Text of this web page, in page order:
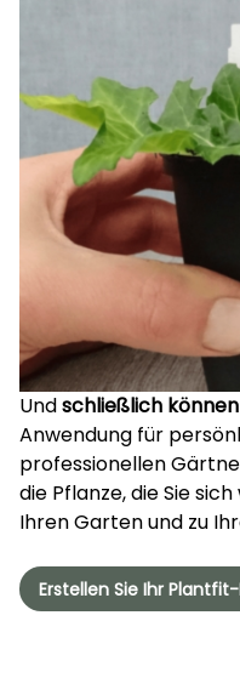
Undschließlich
Anwendung für
professionellen
die Pflanze, die Sie
Ihren Garten und zu
Erstellen Sie Ihr